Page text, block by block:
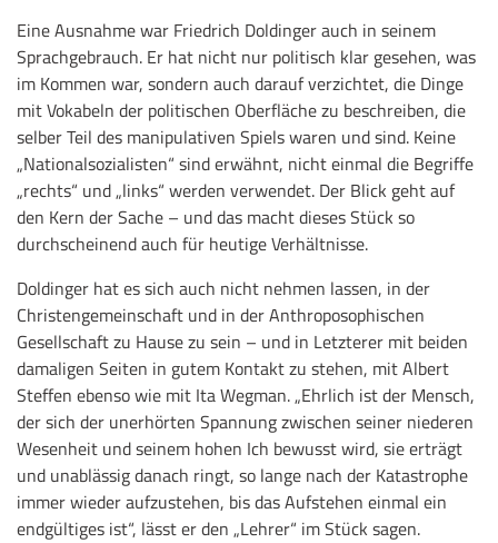
Eine Ausnahme war Friedrich Doldinger auch in seinem
Sprachgebrauch. Er hat nicht nur politisch klar gesehen, was
im Kommen war, sondern auch darauf verzichtet, die Dinge
mit Vokabeln der politischen Oberfläche zu beschreiben, die
selber Teil des manipulativen Spiels waren und sind. Keine
„Nationalsozialisten“ sind erwähnt, nicht einmal die Begriffe
„rechts“ und „links“ werden verwendet. Der Blick geht auf
den Kern der Sache – und das macht dieses Stück so
durchscheinend auch für heutige Verhältnisse.
Doldinger hat es sich auch nicht nehmen lassen, in der
Christengemeinschaft und in der Anthroposophischen
Gesellschaft zu Hause zu sein – und in Letzterer mit beiden
damaligen Seiten in gutem Kontakt zu stehen, mit Albert
Steffen ebenso wie mit Ita Wegman. „Ehrlich ist der Mensch,
der sich der unerhörten Spannung zwischen seiner niederen
Wesenheit und seinem hohen Ich bewusst wird, sie erträgt
und unablässig danach ringt, so lange nach der Katastrophe
immer wieder aufzustehen, bis das Aufstehen einmal ein
endgültiges ist“, lässt er den „Lehrer“ im Stück sagen.